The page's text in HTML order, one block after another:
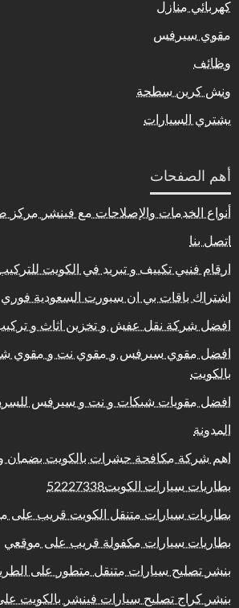
كهربائي منازل
مقوي سيرفس
وظائف
ونش كرين سطحة
يشتري السيارات
أهم الصفحات
أنواع الخدمات والإصلاحات مع فينشر مركز
اتصل بنا
ارقام فنيي تكييف و تبريد في الكويت
اشتراك باقات بي ان سبورت السعودية فوري
افضل شركة نقل عفش و تخزين اثاث و
افضل مقوي سيرفس و مقوي نت و مقوي
بالكويت
افضل مقويات شبكات و نت و سيرفس
المدونة
اهم شركة مكافحة حشرات بالكويت بضمان و
بطاريات سيارات الكويت52227338
بطاريات سيارات متنقل الكويت قريب على
بطاريات سيارات مكفولة قريب على موقعي
بنشر تصليح سيارات متنقل متطور على الطريق
بنشر كراج تصليح سيارات فينشر بالكويت